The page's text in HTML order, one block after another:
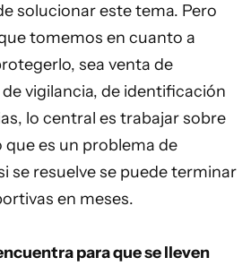
solucionar este tema. Pero
tomemos en cuanto a
sea venta de
vigilancia, de identificación
lo central es trabajar sobre
que es un problema de
se resuelve se puede terminar
en meses.
para que se lleven